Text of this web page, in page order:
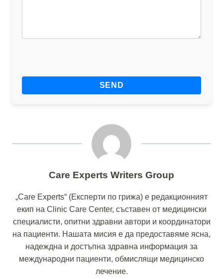
Care Experts Writers Group
„Care Experts“ (Експерти по грижа) е редакционният
екип на Clinic Care Center, съставен от медицински
специалисти, опитни здравни автори и координатори
на пациенти. Нашата мисия е да предоставяме ясна,
надеждна и достъпна здравна информация за
международни пациенти, обмислящи медицинско
лечение.